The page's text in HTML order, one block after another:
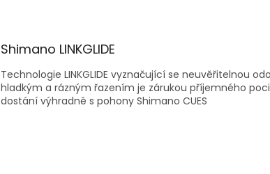
Shimano LINKGLIDE
Technologie LINKGLIDE vyznačující se neuvěřitelnou
hladkým a rázným řazením je zárukou příjemného
dostání výhradně s pohony Shimano CUES